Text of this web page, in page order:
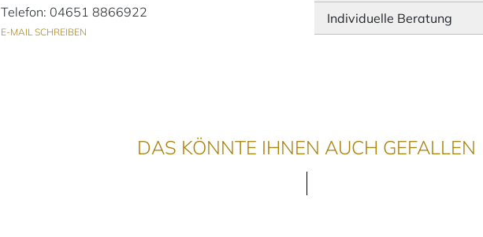
Telefon: 04651 8866922
E-MAIL SCHREIBEN
Individuelle Beratung
DAS KÖNNTE IHNEN AUCH GEFALLEN